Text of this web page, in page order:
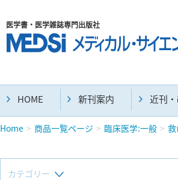
医学書・医学雑誌専門出版社
HOME 新刊案内 近刊
Home 商品一覧ページ 臨床医学:一般
カテゴリー